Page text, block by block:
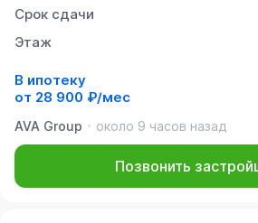
Срок сдачи
Этаж
В ипотеку
от 28 900 ₽/мес
AVA Group
около 9 часов назад
Позвонить